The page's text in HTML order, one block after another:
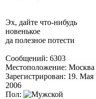
Эх, дайте что-нибудь
новенькое
да полезное потести
Сообщений: 6303
Местоположение: Москва
Зарегистрирован: 19. Мая
2006
Пол: